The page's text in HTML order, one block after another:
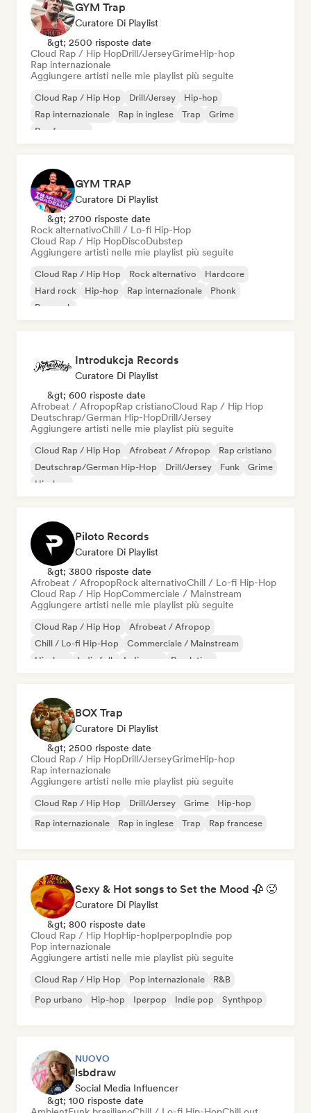
GYM Trap
Curatore Di Playlist
&gt; 2500 risposte date
Cloud Rap / Hip HopDrill/JerseyGrimeHip-hop
Rap internazionale
Aggiungere artisti nelle mie playlist più seguite
Cloud Rap / Hip Hop Drill/Jersey
Hip-hop
Rap internazionale
Rap in inglese Trap
Grime
Rap francese
GYM TRAP
Curatore Di Playlist
&gt; 2700 risposte date
Rock alternativoChill / Lo-fi Hip-Hop
Cloud Rap / Hip HopDiscoDubstep
Aggiungere artisti nelle mie playlist più seguite
Cloud Rap / Hip Hop Rock alternativo
Hardcore
Hard rock
Hip-hop Rap internazionale
Phonk
Pop rock
Introdukcja Records
Curatore Di Playlist
&gt; 600 risposte date
Afrobeat / AfropopRap cristianoCloud Rap / Hip Hop
Deutschrap/German Hip-HopDrill/Jersey
Aggiungere artisti nelle mie playlist più seguite
Cloud Rap / Hip Hop Afrobeat / Afropop
Rap cristiano
Deutschrap/German Hip-Hop
Drill/Jersey Funk
Grime
Hip-hop
Piloto Records
Curatore Di Playlist
&gt; 3800 risposte date
Afrobeat / AfropopRock alternativoChill / Lo-fi Hip-Hop
Cloud Rap / Hip HopCommerciale / Mainstream
Aggiungere artisti nelle mie playlist più seguite
Cloud Rap / Hip Hop
Afrobeat / Afropop
Chill / Lo-fi Hip-Hop
Commerciale / Mainstream
Hip-hop
Indie folk Indie pop Pop latino
BOX Trap
Curatore Di Playlist
&gt; 2500 risposte date
Cloud Rap / Hip HopDrill/JerseyGrimeHip-hop
Rap internazionale
Aggiungere artisti nelle mie playlist più seguite
Cloud Rap / Hip Hop Drill/Jersey Grime
Hip-hop
Rap internazionale
Rap in inglese Trap Rap francese
Sexy & Hot songs to Set the Mood 🥀 🥵
Curatore Di Playlist
&gt; 800 risposte date
Cloud Rap / Hip HopHip-hopIperpopIndie pop
Pop internazionale
Aggiungere artisti nelle mie playlist più seguite
Cloud Rap / Hip Hop Pop internazionale
R&B
Pop urbano
Hip-hop Iperpop Indie pop Synthpop
NUOVO
lsbdraw
Social Media Influencer
&gt; 100 risposte date